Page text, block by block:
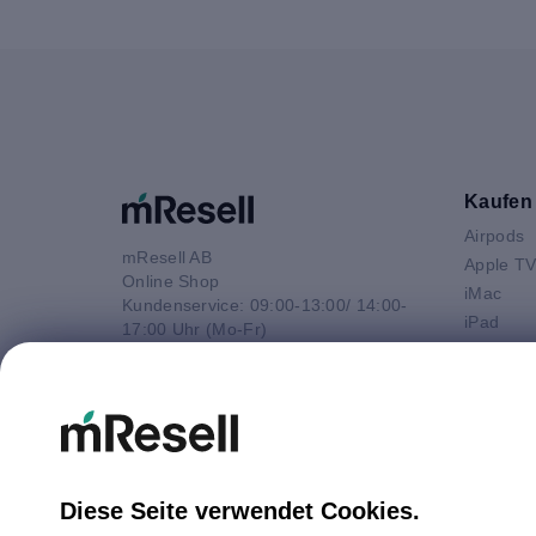
mResell AB
Online Shop
Kundenservice: 09:00-13:00/ 14:00-
17:00 Uhr (Mo-Fr)
info@mresell.de
Kaufen
Airpods
Apple TV
iMac
iPad
Diese Seite verwendet Cookies.